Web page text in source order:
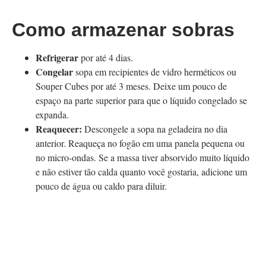
Como armazenar sobras
Refrigerarpor até 4 dias.
Congelarsopa em recipientes de vidro herméticos ou
Souper Cubes por até 3 meses. Deixe um pouco de
espaço na parte superior para que o líquido congelado se
expanda.
Reaquecer: Descongele a sopa na geladeira no dia
anterior. Reaqueça no fogão em uma panela pequena ou
no micro-ondas. Se a massa tiver absorvido muito líquido
e não estiver tão calda quanto você gostaria, adicione um
pouco de água ou caldo para diluir.